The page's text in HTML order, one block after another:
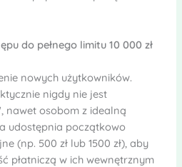
do pełnego limitu 10 000 zł
nowych użytkowników.
nigdy nie jest
nawet osobom z idealną
udostępnia początkowo
(np. 500 zł lub 1500 zł), aby
płatniczą w ich wewnętrznym